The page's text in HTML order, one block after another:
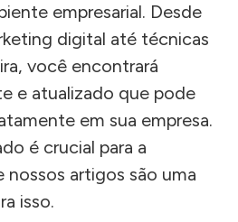
empresarial. Desde
digital até técnicas
você encontrará
e atualizado que pode
em sua empresa.
é crucial para a
artigos são uma
isso.